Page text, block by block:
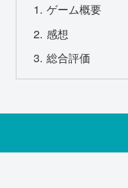
ゲーム概要
感想
総合評価